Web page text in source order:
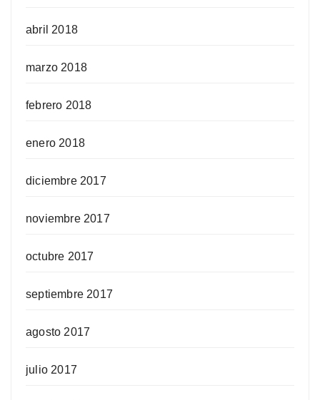
abril 2018
marzo 2018
febrero 2018
enero 2018
diciembre 2017
noviembre 2017
octubre 2017
septiembre 2017
agosto 2017
julio 2017